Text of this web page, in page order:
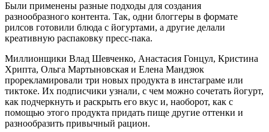
Были применены разные подходы для создания
разнообразного контента. Так, одни блоггеры в формате
рилсов готовили блюда с йогуртами, а другие делали
креативную распаковку пресс-пака.
Миллионщики Влад Шевченко, Анастасия Гонцул, Кристина
Хрипта, Ольга Мартыновская и Елена Мандзюк
прорекламировали три новых продукта в инстаграме или
тиктоке. Их подписчики узнали, с чем можно сочетать йогурт,
как подчеркнуть и раскрыть его вкус и, наоборот, как с
помощью этого продукта придать пище другие оттенки и
разнообразить привычный рацион.